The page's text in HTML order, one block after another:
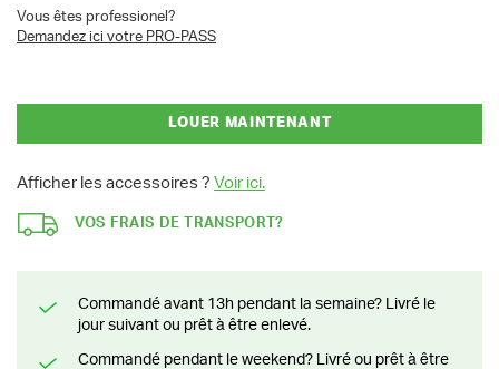
Vous êtes professionel?
Demandez ici votre PRO-PASS
LOUER MAINTENANT
Afficher les accessoires ? Voir ici.
VOS FRAIS DE TRANSPORT?
Commandé avant 13h pendant la semaine? Livré le
jour suivant ou prêt à être enlevé.
Commandé pendant le weekend? Livré ou prêt à être